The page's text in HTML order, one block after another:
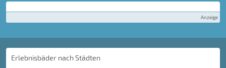
Anzeige
Erlebnisbäder nach Städten